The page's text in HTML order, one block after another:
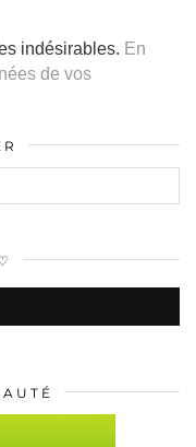
indésirables. En
de vos